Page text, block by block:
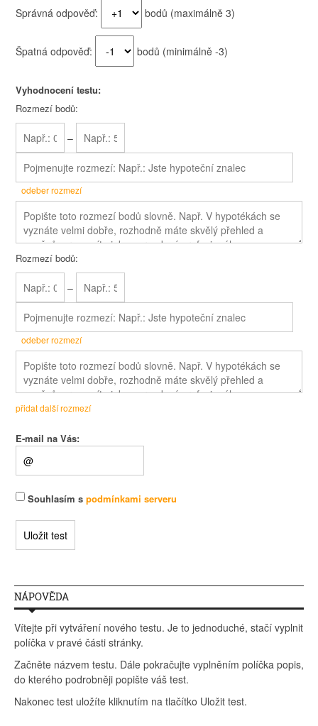
Správná odpověď: bodů (maximálně 3)
Špatná odpověď: bodů (minimálně -3)
Vyhodnocení testu:
Rozmezí bodů:
–
odeber rozmezí
Rozmezí bodů:
–
odeber rozmezí
přidat další rozmezí
E-mail na Vás:
Souhlasím s podmínkami serveru
NÁPOVĚDA
Vítejte při vytváření nového testu. Je to jednoduché, stačí vyplnit
políčka v pravé části stránky.
Začněte názvem testu. Dále pokračujte vyplněním políčka popis,
do kterého podrobněji popište váš test.
Nakonec test uložíte kliknutím na tlačítko Uložit test.